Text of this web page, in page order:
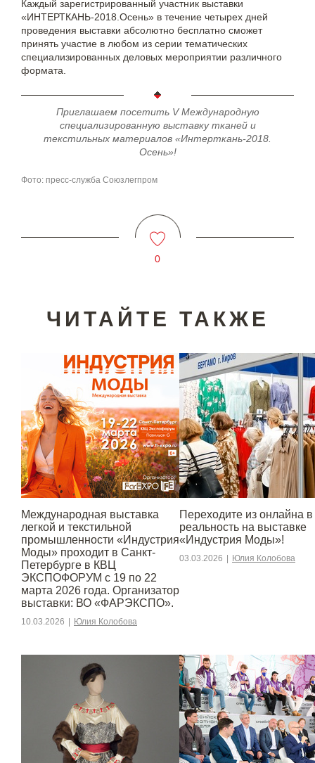
Каждый зарегистрированный участник выставки
«ИНТЕРТКАНЬ-2018.Осень» в течение четырех дней
проведения выставки абсолютно бесплатно сможет
принять участие в любом из серии тематических
специализированных деловых мероприятии различного
формата.
Приглашаем посетить V Международную
специализированную выставку тканей и
текстильных материалов «Интерткань-2018.
Осень»!
Фото: пресс-служба Союзлегпром
0
ЧИТАЙТЕ ТАКЖЕ
Международная выставка
легкой и текстильной
промышленности «Индустрия
Моды» проходит в Санкт-
Петербурге в КВЦ
ЭКСПОФОРУМ с 19 по 22
марта 2026 года. Организатор
выставки: ВО «ФАРЭКСПО».
10.03.2026 | Юлия Колобова
Переходите из онлайна в
реальность на выставке
«Индустрия Моды»!
03.03.2026 | Юлия Колобова